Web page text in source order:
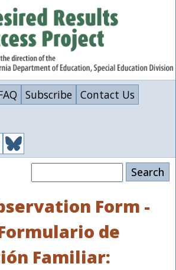
Subscribe Contact Us
Form -
de
Familiar: